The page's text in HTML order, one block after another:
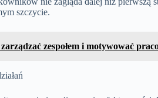
szczycie.
zespołem i motywować